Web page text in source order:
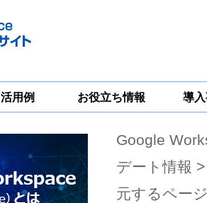
活用例 お役立ち情報
一
導
グループウェア
移行支援
Google
Workspace
セキュリティ
対策サービス
Google
デート情報
元するペー